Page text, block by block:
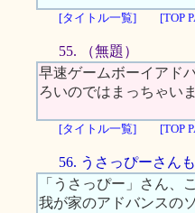
[タイトル一覧] [TOP
55. （無題）
早速ゲームボーイアド
ろいのではまっちゃい
[タイトル一覧] [TOP
56. うさっぴーさん
「うさっぴー」さん、
我が家のアドバンスの